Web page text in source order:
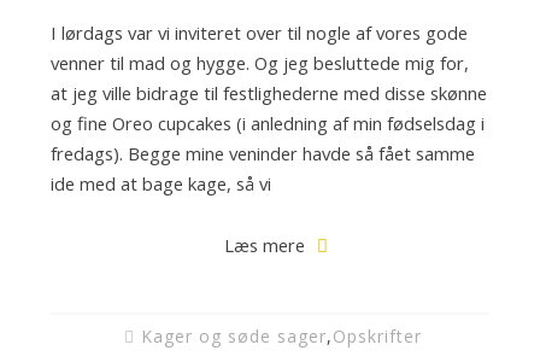
I lørdags var vi inviteret over til nogle af vores gode
venner til mad og hygge. Og jeg besluttede mig for,
at jeg ville bidrage til festlighederne med disse skønne
og fine Oreo cupcakes (i anledning af min fødselsdag i
fredags). Begge mine veninder havde så fået samme
ide med at bage kage, så vi
Læs mere
Kager og søde sager,Opskrifter